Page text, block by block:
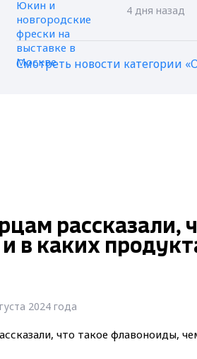
4 дня назад
Смотреть новости категории
рассказали,
в каких
2024 года